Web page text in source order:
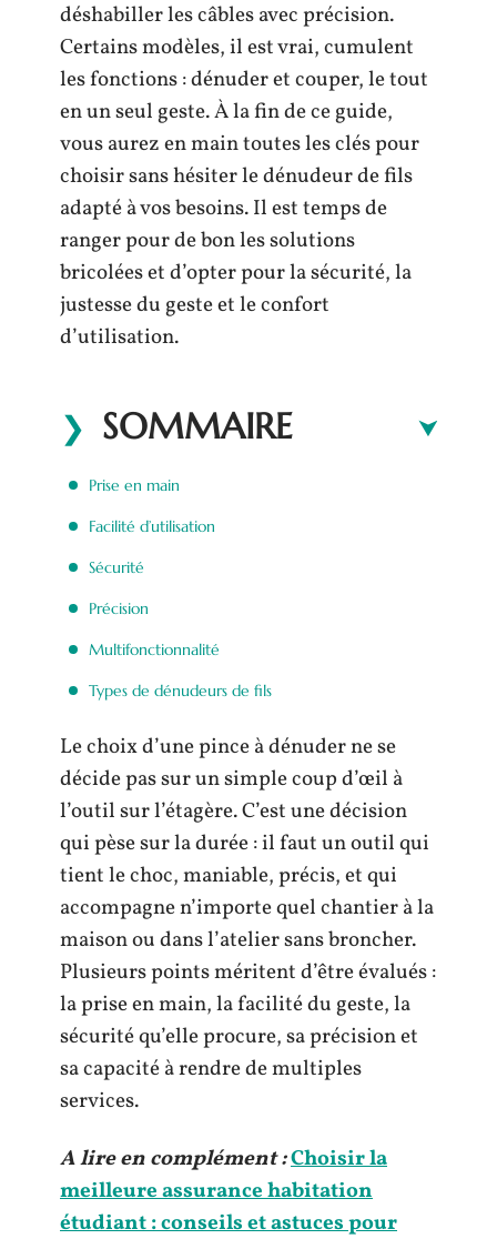
déshabiller les câbles avec précision.
Certains modèles, il est vrai, cumulent
les fonctions : dénuder et couper, le tout
en un seul geste. À la fin de ce guide,
vous aurez en main toutes les clés pour
choisir sans hésiter le dénudeur de fils
adapté à vos besoins. Il est temps de
ranger pour de bon les solutions
bricolées et d’opter pour la sécurité, la
justesse du geste et le confort
d’utilisation.
SOMMAIRE
Prise en main
Facilité d’utilisation
Sécurité
Précision
Multifonctionnalité
Types de dénudeurs de fils
Le choix d’une pince à dénuder ne se
décide pas sur un simple coup d’œil à
l’outil sur l’étagère. C’est une décision
qui pèse sur la durée : il faut un outil qui
tient le choc, maniable, précis, et qui
accompagne n’importe quel chantier à la
maison ou dans l’atelier sans broncher.
Plusieurs points méritent d’être évalués :
la prise en main, la facilité du geste, la
sécurité qu’elle procure, sa précision et
sa capacité à rendre de multiples
services.
A lire en complément :Choisir la
meilleure assurance habitation
étudiant : conseils et astuces pour